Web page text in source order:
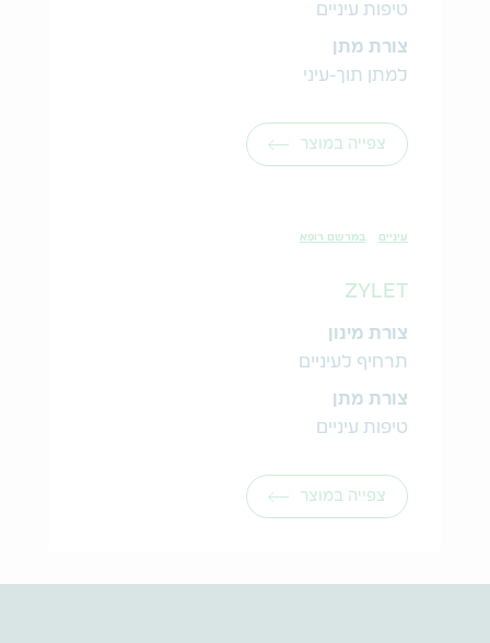
טיפות עיניים
צורת מתן
למתן תוך-עיני
צפייה במוצר
עיניים במרשם רופא
ZYLET
צורת מינון
תרחיף לעיניים
צורת מתן
טיפות עיניים
צפייה במוצר